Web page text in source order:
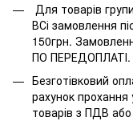
Для товарів
ВСі замовлення
150грн.
ПО ПЕРЕДОПЛАТІ.
Безготівковий
рахунок
товарів з ПДВ